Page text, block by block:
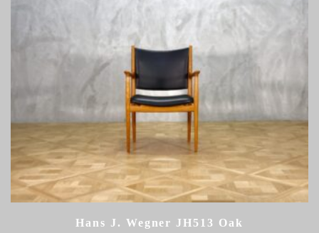
Hans J. Wegner JH513 Oak